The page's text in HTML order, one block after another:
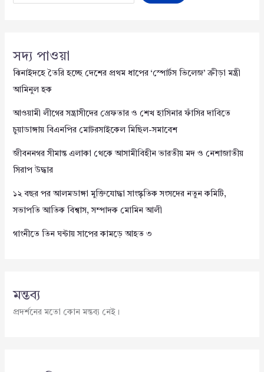
সদ্য পাওয়া
ঝিনাইদহে তৈরি হচ্ছে দেশের প্রথম ধাপের ‘স্পোর্টস ভিলেজ’ ক্রীড়া মন্ত্রী
আমিনুল হক
আওয়ামী লীগের সন্ত্রাসীদের গ্রেফতার ও শেখ হাসিনার ফাঁসির দাবিতে
চুয়াডাঙ্গায় বিএনপির মোটরসাইকেল মিছিল-সমাবেশ
জীবননগর সীমান্ত এলাকা থেকে আসামীবিহীন ভারতীয় মদ ও নেশাজাতীয়
সিরাপ উদ্ধার
১২ বছর পর আলমডাঙ্গা মুক্তিযোদ্ধা সাংস্কৃতিক সংসদের নতুন কমিটি,
সভাপতি আতিক বিশ্বাস, সম্পাদক মোমিন আলী
গাংনীতে তিন ঘন্টায় সাপের কামড়ে আহত ৩
মন্তব্য
প্রদর্শনের মতো কোন মন্তব্য নেই।